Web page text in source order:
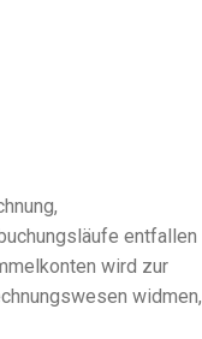
entfallen
wird zur
widmen,